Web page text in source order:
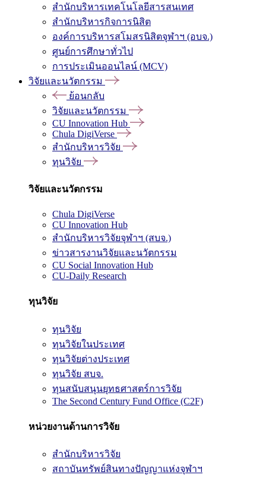
สำนักบริหารเทคโนโลยีสารสนเทศ
สำนักบริหารกิจการนิสิต
องค์การบริหารสโมสรนิสิตจุฬาฯ (อบจ.)
ศูนย์การศึกษาทั่วไป
การประเมินออนไลน์ (MCV)
วิจัยและนวัตกรรม
ย้อนกลับ
วิจัยและนวัตกรรม
CU Innovation Hub
Chula DigiVerse
สำนักบริหารวิจัย
ทุนวิจัย
วิจัยและนวัตกรรม
Chula DigiVerse
CU Innovation Hub
สำนักบริหารวิจัยจุฬาฯ (สบจ.)
ข่าวสารงานวิจัยและนวัตกรรม
CU Social Innovation Hub
CU-Daily Research
ทุนวิจัย
ทุนวิจัย
ทุนวิจัยในประเทศ
ทุนวิจัยต่างประเทศ
ทุนวิจัย สบจ.
ทุนสนับสนุนยุทธศาสตร์การวิจัย
The Second Century Fund Office (C2F)
หน่วยงานด้านการวิจัย
สำนักบริหารวิจัย
สถาบันทรัพย์สินทางปัญญาแห่งจุฬาฯ